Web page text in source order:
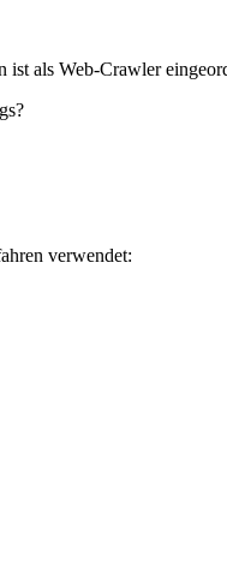
als Web-Crawler
verwendet: